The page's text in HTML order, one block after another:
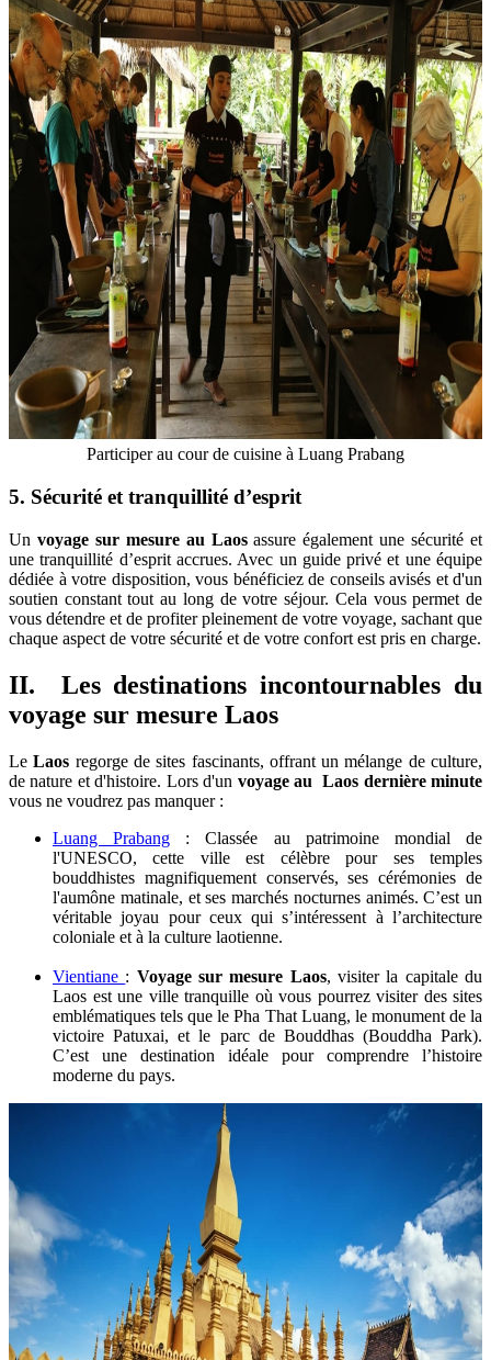
Participer au cour de cuisine à Luang Prabang
5. Sécurité et tranquillité d’esprit
Un voyage sur mesure au Laosassure également une sécurité et
une tranquillité d’esprit accrues. Avec un guide privé et une équipe
dédiée à votre disposition, vous bénéficiez de conseils avisés et d'un
soutien constant tout au long de votre séjour. Cela vous permet de
vous détendre et de profiter pleinement de votre voyage, sachant que
chaque aspect de votre sécurité et de votre confort est pris en charge.
II. Les destinations incontournables du
voyage sur mesure Laos
LeLaos regorge de sites fascinants, offrant un mélange de culture,
de nature et d'histoire. Lors d'un voyage au Laos dernière minute
vous ne voudrez pas manquer :
Luang Prabang : Classée au patrimoine mondial de
l'UNESCO, cette ville est célèbre pour ses temples
bouddhistes magnifiquement conservés, ses cérémonies de
l'aumône matinale, et ses marchés nocturnes animés. C’est un
véritable joyau pour ceux qui s’intéressent à l’architecture
coloniale et à la culture laotienne.
Vientiane : Voyage sur mesure Laos, visiter la capitale du
Laos est une ville tranquille où vous pourrez visiter des sites
emblématiques tels que le Pha That Luang, le monument de la
victoire Patuxai, et le parc de Bouddhas (Bouddha Park).
C’est une destination idéale pour comprendre l’histoire
moderne du pays.